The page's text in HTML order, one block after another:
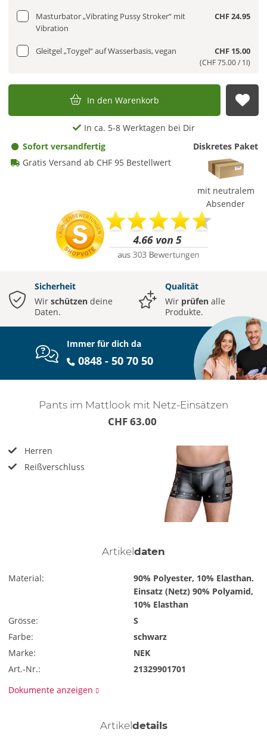
Masturbator „Vibrating Pussy Stroker“ mit
Vibration
CHF 24.95
Gleitgel „Toygel“ auf Wasserbasis, vegan CHF 15.00
(CHF 75.00 / 1l)
In den Warenkorb
In ca. 5-8 Werktagen bei Dir
Sofort versandfertig
Gratis Versand ab CHF 95 Bestellwert
Diskretes Paket
mit neutralem
Absender
Sicherheit
Wir schützen deine
Daten.
Qualität
Wir prüfen alle
Produkte.
Immer für dich da
0848 - 50 70 50
Pants im Mattlook mit Netz-Einsätzen
CHF 63.00
Herren
Reißverschluss
Artikel daten
Material:
90% Polyester, 10% Elasthan.
Einsatz (Netz) 90% Polyamid,
10% Elasthan
Grösse:
S
Farbe:
schwarz
Marke:
NEK
Art.-Nr.:
21329901701
Dokumente anzeigen
Artikel details